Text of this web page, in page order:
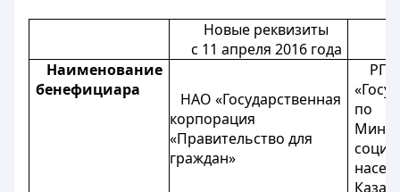
Новые реквизиты
с 11 апреля 2016 года
Наименование
бенефициара
НАО «Государственная
корпорация
«Правительство для
граждан»
по